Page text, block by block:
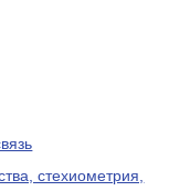
стехиометрия,